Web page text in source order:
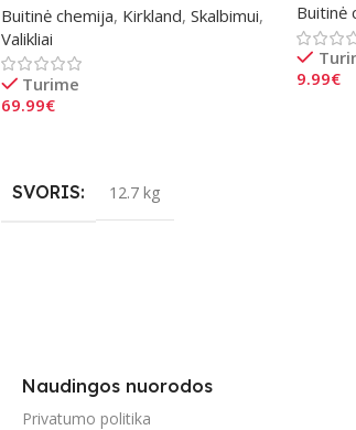
Buitinė chemija, Kirkland, Skalbimui,
Valikliai
Turime
69.99€
SVORIS 12.7 kg
Buitinė
9.99€
Naudingos nuorodos
Privatumo politika